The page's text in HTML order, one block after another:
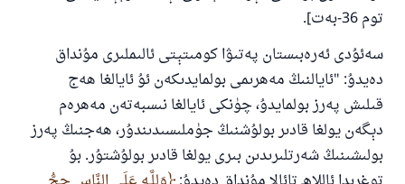
توم 36-بەت].
سەئۇدى ئەرەبىستان پەتىۋا كومىتېتى ئالىملىرى مۇنداق
دەيدۇ: "ئايالنىڭ مەھرىمى بولمايدىكەن ئۇ ئايالغا ھەج
قىلىش پەرز بولمايدۇ، چۈنكى ئايالغا نىسبەتەن مەھرەم
دېگەن يولغا قادىر بولۇشنىڭ جۈملىسىدىندۇر، ھەجنىڭ پەرز
بولىشىنىڭ شەرتلىرىدىن بىرى يولغا قادىر بولۇشتۇر. بۇ